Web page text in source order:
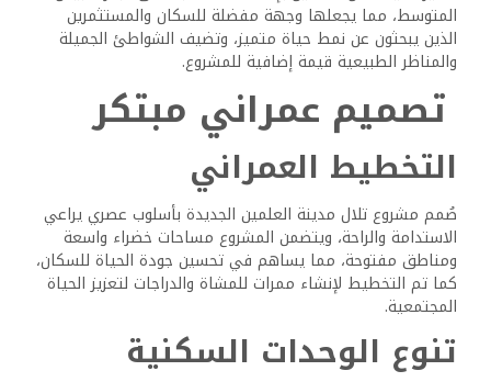
المتوسط، مما يجعلها وجهة مفضلة للسكان والمستثمرين
الذين يبحثون عن نمط حياة متميز، وتضيف الشواطئ الجميلة
والمناظر الطبيعية قيمة إضافية للمشروع.
تصميم عمراني مبتكر
التخطيط العمراني
صُمم مشروع تلال مدينة العلمين الجديدة بأسلوب عصري يراعي
الاستدامة والراحة، ويتضمن المشروع مساحات خضراء واسعة
ومناطق مفتوحة، مما يساهم في تحسين جودة الحياة للسكان،
كما تم التخطيط لإنشاء ممرات للمشاة والدراجات لتعزيز الحياة
المجتمعية.
تنوع الوحدات السكنية